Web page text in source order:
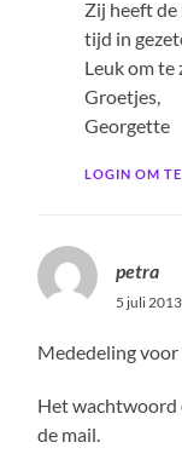
Zij heeft de
tijd in
Leuk om te
Groetjes,
Georgette
LOGIN OM TE
petra
5 juli
Mededeling voor
Het wachtwoord
de mail.